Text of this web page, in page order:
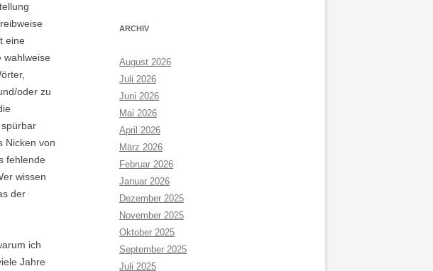
eine
wahlweise
oder zu
spürbar
Nicken von
fehlende
wissen
der
ich
Jahre
ARCHIV
August 2026
Juli 2026
Juni 2026
Mai 2026
April 2026
März 2026
Februar 2026
Januar 2026
Dezember 2025
November 2025
Oktober 2025
September 2025
Juli 2025